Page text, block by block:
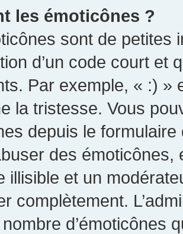
les émoticônes ?
sont de petites
d’un code court et
Par exemple, « :) »
la tristesse. Vous
depuis le
des
illisible et un
complètement.
d’émoticônes